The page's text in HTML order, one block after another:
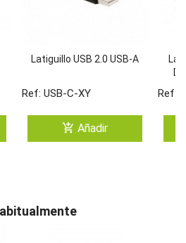
Latiguillo USB 2.0 USB-A
Ref: USB-C-XY
add_shopping_cart Añadir
Ref: